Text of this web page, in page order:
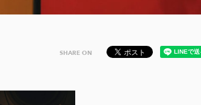
SHARE ON